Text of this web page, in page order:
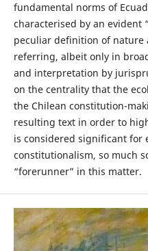
fundamental norms of
characterised by an evident
peculiar definition of nature
referring, albeit only in
and interpretation by
on the centrality that the
the Chilean constitution-
resulting text in order to
is considered significant for
constitutionalism, so much
“forerunner” in this matter.